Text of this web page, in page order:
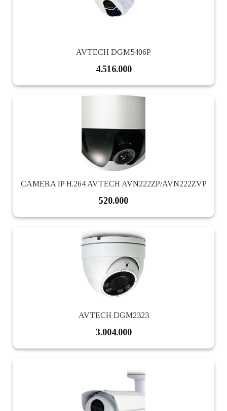
AVTECH DGM5406P
4.516.000
CAMERA IP H.264 AVTECH AVN222ZP/AVN222ZVP
520.000
AVTECH DGM2323
3.004.000